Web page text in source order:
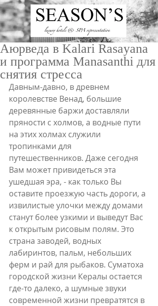
ru/en
Аюрведа в Kalari Rasayana
и программа Manasanthi для
снятия стресса
Давным-давно, в древнем
королевстве Венад, большие
деревянные баржи доставляли
пряности с холмов, а водные пути
на этих холмах служили
тропинками для
путешественников. Даже сегодня
Вам может привидеться эта
ушедшая эра, - как только Вы
оставите проезжую часть дороги, а
извилистые улочки между домами
станут более узкими и выведут Вас
к открытым рисовым полям. Это
страна заводей, водных
лабиринтов, пальм, небольших
ферм и рай для рыбаков. Суматоха
городской жизни Кералы остается
где-то далеко, а шумные звуки
современной жизни превратятся в